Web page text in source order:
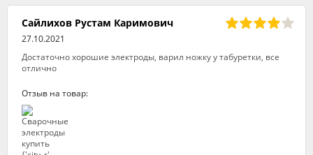
Сайлихов Рустам Каримович
27.10.2021
Достаточно хорошие электроды, варил ножку у табуретки, все
отлично
Отзыв на товар: